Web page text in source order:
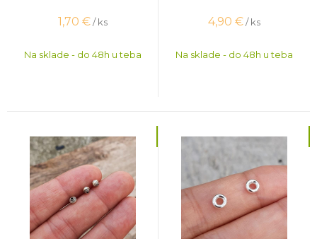
1,70 € / ks
Na sklade - do 48h u teba
4,90 €/ ks
Na sklade - do 48h u teba